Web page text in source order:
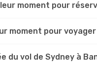
moment pour
moment pour
du vol de Sydney à